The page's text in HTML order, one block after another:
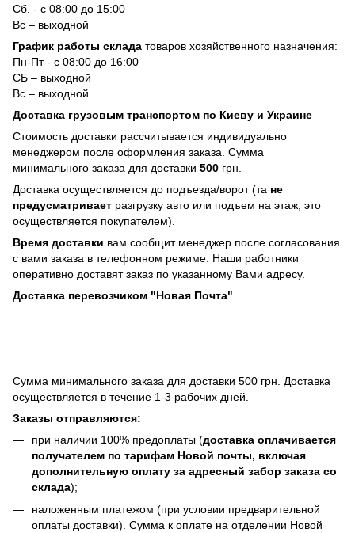
Сб. - с 08:00 до 15:00
Вс – выходной
График работы склада товаров хозяйственного назначения:
Пн-Пт - с 08:00 до 16:00
СБ – выходной
Вс – выходной
Доставка грузовым транспортом по Киеву и Украине
Стоимость доставки рассчитывается индивидуально
менеджером после оформления заказа. Сумма
минимального заказа для доставки 500 грн.
Доставка осуществляется до подъезда/ворот (та не
предусматривает разгрузку авто или подъем на этаж, это
осуществляется покупателем).
Время доставки вам сообщит менеджер после согласования
с вами заказа в телефонном режиме. Наши работники
оперативно доставят заказ по указанному Вами адресу.
Доставка перевозчиком "Новая Почта"
Сумма минимального заказа для доставки 500 грн. Доставка
осуществляется в течение 1-3 рабочих дней.
Заказы отправляются:
при наличии 100% предоплаты (доставка оплачивается
получателем по тарифам Новой почты, включая
дополнительную оплату за адресный забор заказа со
склада);
наложенным платежом (при условии предварительной
оплаты доставки). Сумма к оплате на отделении Новой